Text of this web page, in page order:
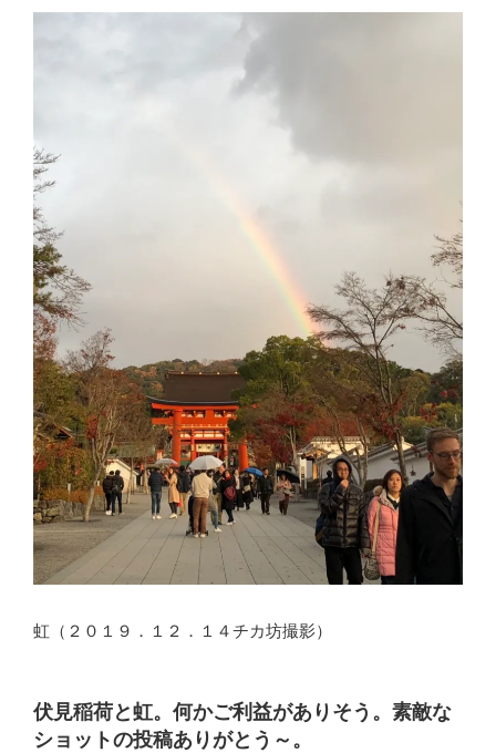
虹（２０１９．１２．１４チカ坊撮影）
伏見稲荷と虹。何かご利益がありそう。素敵な
ショットの投稿ありがとう～。